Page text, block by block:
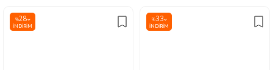
%28
İNDIRIM
%33
İNDIRIM